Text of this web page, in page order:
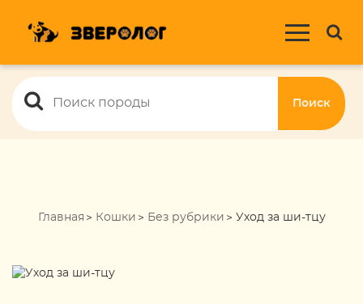
Поиск
Главная Кошки Без рубрики Уход за ши-тцу